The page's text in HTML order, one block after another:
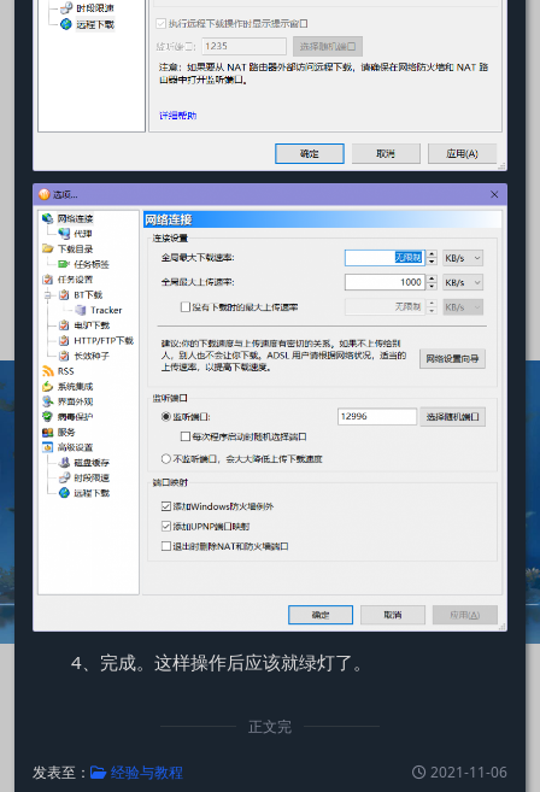
4、完成。这样操作后应该就绿灯了。
正文完
发表至： 经验与教程 2021-11-06